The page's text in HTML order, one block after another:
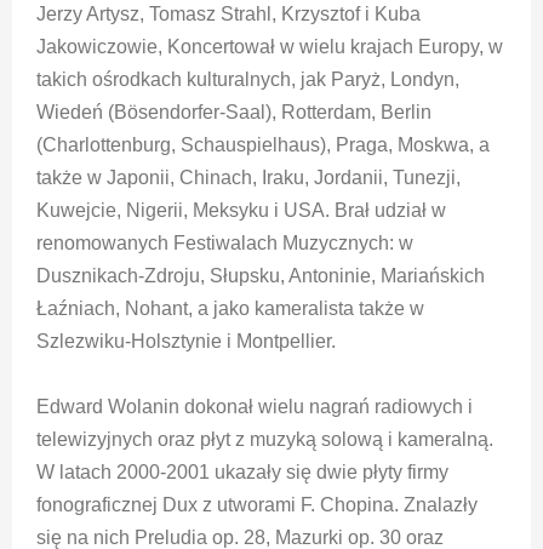
Jerzy Artysz, Tomasz Strahl, Krzysztof i Kuba
Jakowiczowie, Koncertował w wielu krajach Europy, w
takich ośrodkach kulturalnych, jak Paryż, Londyn,
Wiedeń (Bösendorfer-Saal), Rotterdam, Berlin
(Charlottenburg, Schauspielhaus), Praga, Moskwa, a
także w Japonii, Chinach, Iraku, Jordanii, Tunezji,
Kuwejcie, Nigerii, Meksyku i USA. Brał udział w
renomowanych Festiwalach Muzycznych: w
Dusznikach-Zdroju, Słupsku, Antoninie, Mariańskich
Łaźniach, Nohant, a jako kameralista także w
Szlezwiku-Holsztynie i Montpellier.
Edward Wolanin dokonał wielu nagrań radiowych i
telewizyjnych oraz płyt z muzyką solową i kameralną.
W latach 2000-2001 ukazały się dwie płyty firmy
fonograficznej Dux z utworami F. Chopina. Znalazły
się na nich Preludia op. 28, Mazurki op. 30 oraz